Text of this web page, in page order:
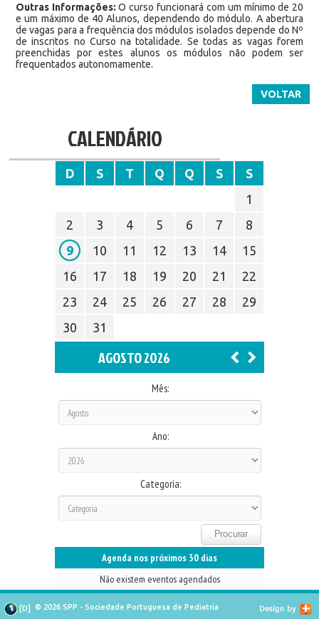
Outras Informações: O curso funcionará com um mínimo de 20
e um máximo de 40 Alunos, dependendo do módulo. A abertura
de vagas para a frequência dos módulos isolados depende do Nº
de inscritos no Curso na totalidade. Se todas as vagas forem
preenchidas por estes alunos os módulos não podem ser
frequentados autonomamente.
VOLTAR
CALENDÁRIO
D S T Q Q S
S
1
2
3 4 5 6 7
8
9
10 11 12 13 14
15
16
17 18 19 20 21
22
23
24 25 26 27 28
29
30
31
AGOSTO 2026
Mês:
Ano:
Categoria:
Agenda nos próximos 30 dias
Não existem eventos agendados
[D] © 2026 SPP - Sociedade Portuguesa de Pediatria